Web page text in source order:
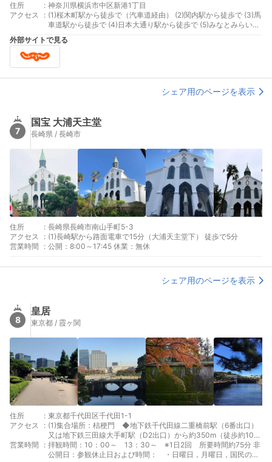
住所 : 神奈川県横浜市中区新港1丁目
アクセス
: (1)桜木町駅から徒歩で（汽車道経由） (2)関内駅から徒歩で (3)馬
車道駅から徒歩で (4)日本大通り駅から徒歩で (5)みなとみらい駅
から徒歩で
外部サイトで見る
シェア用のページを表示
7
国宝 大浦天主堂
長崎県 / 長崎市
住所 : 長崎県長崎市南山手町5-3
アクセス
:
(1)長崎駅から路面電車で15分（大浦天主堂下） 徒歩で5分
営業時間
: 公開：8:00～17:45 休業：無休
シェア用のページを表示
8
皇居
東京都 / 霞ヶ関
住所 : 東京都千代田区千代田1-1
アクセス
: (1)集合場所：桔梗門 ◆地下鉄千代田線二重橋前駅（6番出口）
又は地下鉄三田線大手町駅（D2出口）から約350m（徒歩約10
分） ◆JR東京駅（丸の内中央口）から約700m（徒歩約15分）
営業時間 : 拝観時間：10：00～ 13：30～ ※1日2回 所要時間約75分 非
公開日：参観休止日および時間： ・日曜日，月曜日，国民の祝